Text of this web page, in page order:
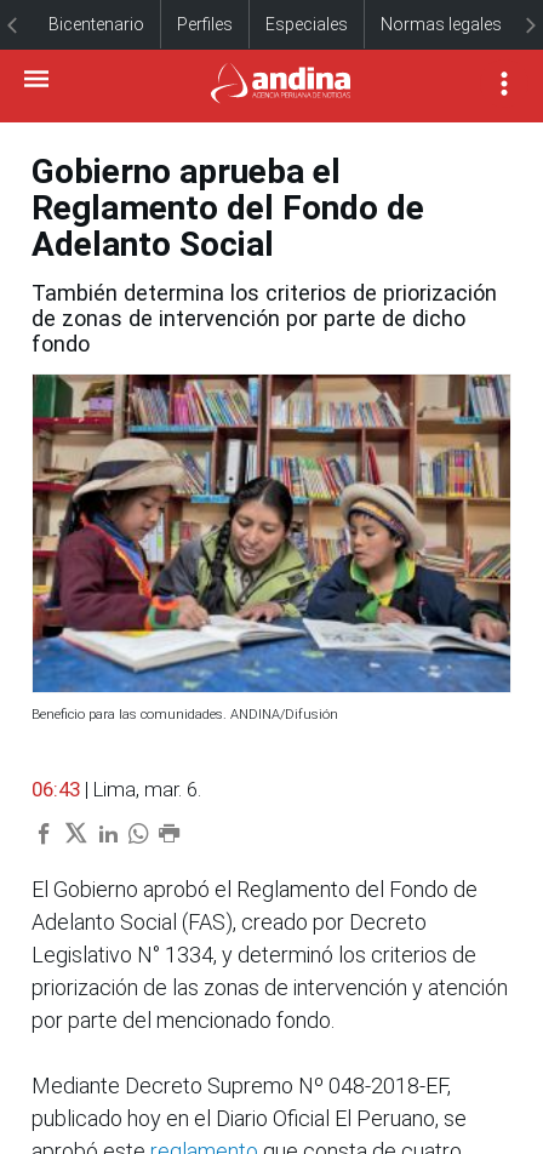
Bicentenario Perfiles Especiales Normas legales
Gobierno aprueba el
Reglamento del Fondo de
Adelanto Social
También determina los criterios de priorización
de zonas de intervención por parte de dicho
fondo
Beneficio para las comunidades. ANDINA/Difusión
06:43 | Lima, mar. 6.
El Gobierno aprobó el Reglamento del Fondo de
Adelanto Social (FAS), creado por Decreto
Legislativo N° 1334, y determinó los criterios de
priorización de las zonas de intervención y atención
por parte del mencionado fondo.
Mediante Decreto Supremo Nº 048-2018-EF,
publicado hoy en el Diario Oficial El Peruano, se